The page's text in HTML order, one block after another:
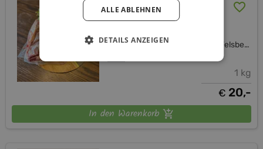
Hüferschwanzl vom
Angus-Rind
Angus vom Mesnerhof - Fam. Felsberger
1 kg
€ 20,-
In den Warenkorb
ALLE ABLEHNEN
DETAILS ANZEIGEN